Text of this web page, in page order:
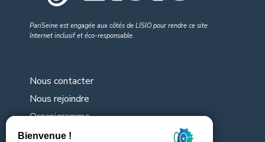
PariSeine est engagée aux côtés de LISIO pour rendre ce site
Internet inclusif et éco-responsable.
Nous contacter
Nous rejoindre
Organigramme
Nos consultations en cours